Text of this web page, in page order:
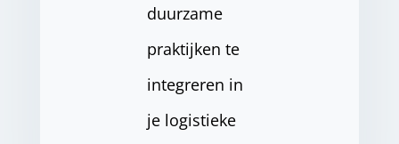
duurzame
praktijken te
integreren in
je logistieke